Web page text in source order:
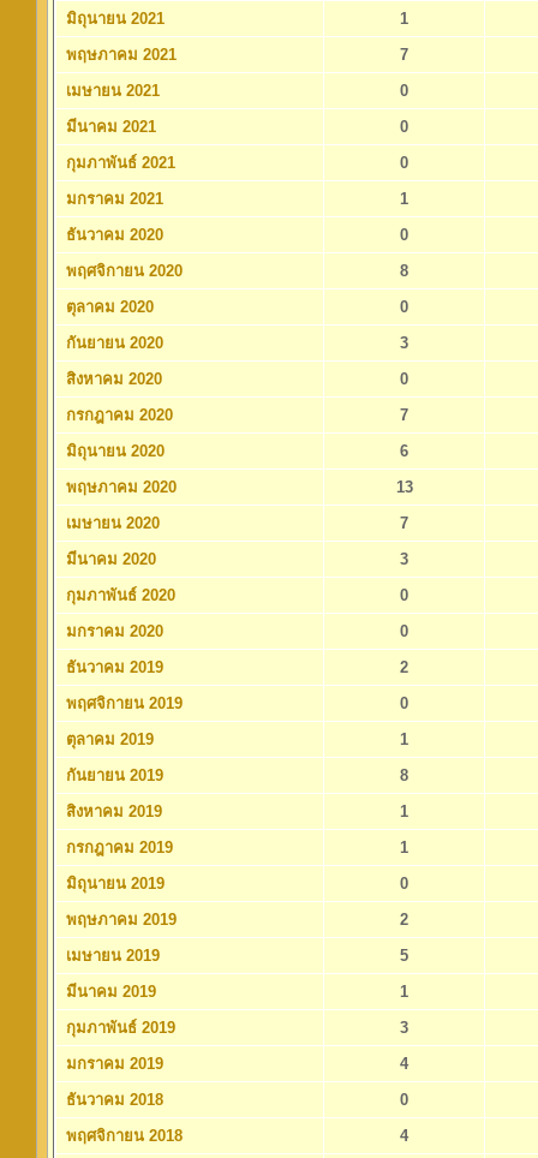
มิถุนายน 2021
1
พฤษภาคม 2021
7
เมษายน 2021
0
มีนาคม 2021
0
กุมภาพันธ์ 2021
0
มกราคม 2021
1
ธันวาคม 2020
0
พฤศจิกายน 2020
8
ตุลาคม 2020
0
กันยายน 2020
3
สิงหาคม 2020
0
กรกฎาคม 2020
7
มิถุนายน 2020
6
พฤษภาคม 2020
13
เมษายน 2020
7
มีนาคม 2020
3
กุมภาพันธ์ 2020
0
มกราคม 2020
0
ธันวาคม 2019
2
พฤศจิกายน 2019
0
ตุลาคม 2019
1
กันยายน 2019
8
สิงหาคม 2019
1
กรกฎาคม 2019
1
มิถุนายน 2019
0
พฤษภาคม 2019
2
เมษายน 2019
5
มีนาคม 2019
1
กุมภาพันธ์ 2019
3
มกราคม 2019
4
ธันวาคม 2018
0
พฤศจิกายน 2018
4